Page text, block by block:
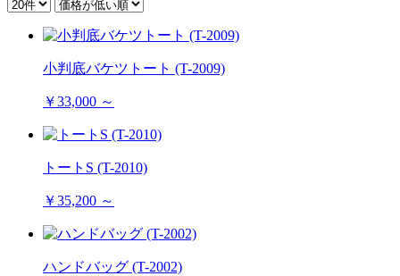
小判底バケツトート (T-2009)
￥33,000 ～
トートS (T-2010)
￥35,200 ～
ハンドバッグ (T-2002)